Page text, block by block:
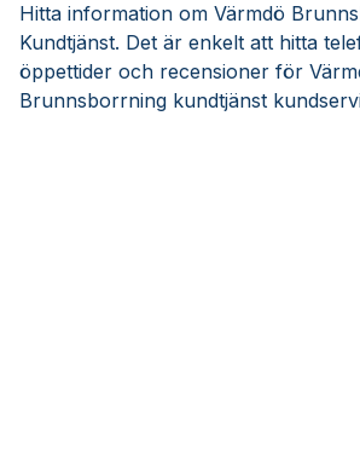
Hitta information om Värmdö
Kundtjänst. Det är enkelt att hitta
öppettider och recensioner för
Brunnsborrning kundtjänst